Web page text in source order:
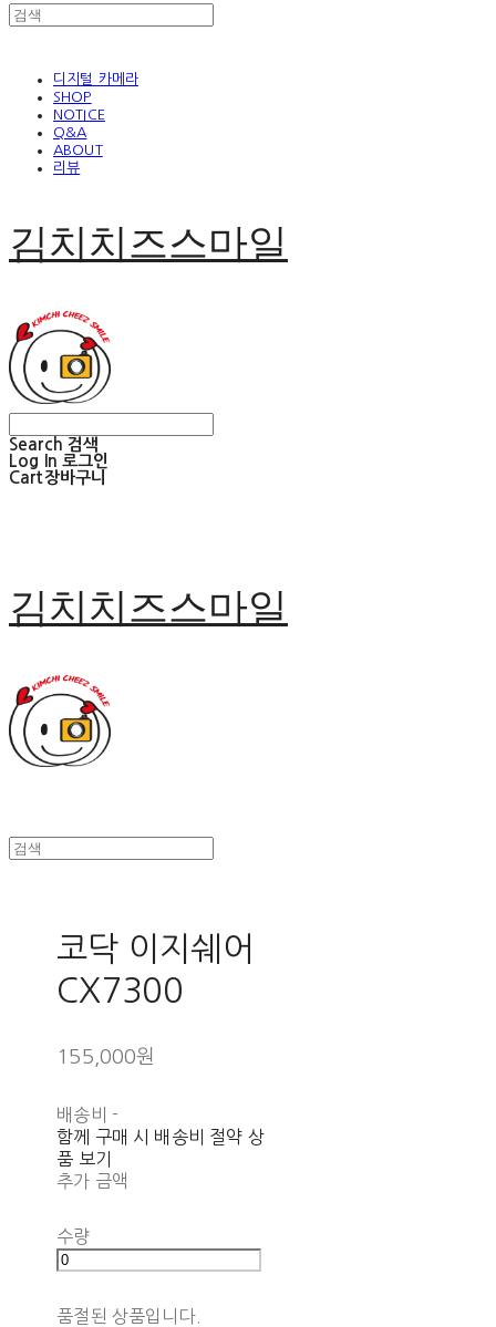
디지털 카메라
SHOP
NOTICE
Q&A
ABOUT
리뷰
김치치즈스마일
Search 검색
Log In 로그인
Cart장바구니
김치치즈스마일
코닥 이지쉐어
CX7300
155,000원
배송비 -
함께 구매 시 배송비 절약 상
품 보기
추가 금액
수량
품절된 상품입니다.